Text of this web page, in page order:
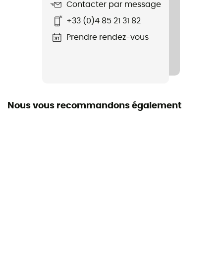
Nom du produit
TourGuide HandleBar Bag eBike
Contacter par message
+33 (0)4 85 21 31 82
Prendre rendez-vous
Nous vous recommandons également